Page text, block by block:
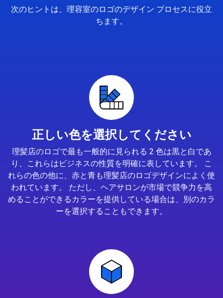
次のヒントは、理容室のロゴのデザイン プロセスに役立
ちます。
正しい色を選択してください
理髪店のロゴで最も一般的に見られる 2 色は黒と白であ
り、これらはビジネスの性質を明確に表しています。 こ
れらの色の他に、赤と青も理髪店のロゴデザインによく使
われています。 ただし、ヘアサロンが市場で競争力を高
めることができるカラーを提供している場合は、別のカラ
ーを選択することもできます。